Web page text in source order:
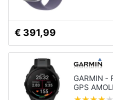
€ 391,99
GARMIN -
GPS